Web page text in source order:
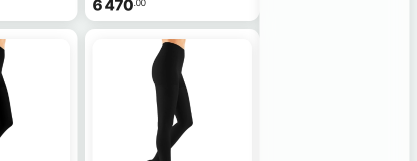
6 470.00